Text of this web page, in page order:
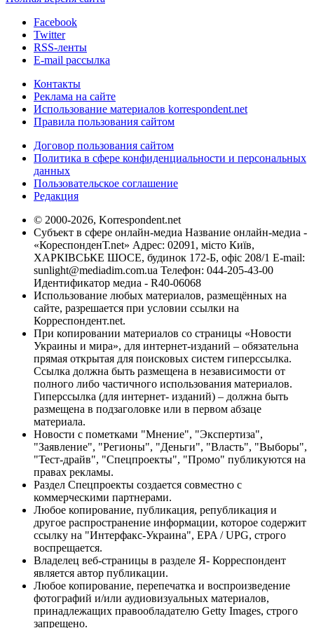
Facebook
Twitter
RSS-ленты
E-mail рассылка
Контакты
Реклама на сайте
Использование материалов korrespondent.net
Правила пользования сайтом
Договор пользования сайтом
Политика в сфере конфиденциальности и персональных
данных
Пользовательское соглашение
Редакция
© 2000-2026, Korrespondent.net
Субъект в сфере онлайн-медиа Название онлайн-медиа -
«КореспонденТ.net» Адрес: 02091, місто Київ,
ХАРКІВСЬКЕ ШОСЕ, будинок 172-Б, офіс 208/1 E-mail:
sunlight@mediadim.com.ua Телефон: 044-205-43-00
Идентификатор медиа - R40-06068
Использование любых материалов, размещённых на
сайте, разрешается при условии ссылки на
Корреспондент.net.
При копировании материалов со страницы «Новости
Украины и мира», для интернет-изданий – обязательна
прямая открытая для поисковых систем гиперссылка.
Ссылка должна быть размещена в независимости от
полного либо частичного использования материалов.
Гиперссылка (для интернет- изданий) – должна быть
размещена в подзаголовке или в первом абзаце
материала.
Новости с пометками "Мнение", "Экспертиза",
"Заявление", "Регионы", "Деньги", "Власть", "Выборы",
"Тест-драйв", "Спецпроекты", "Промо" публикуются на
правах рекламы.
Раздел Спецпроекты создается совместно с
коммерческими партнерами.
Любое копирование, публикация, републикация и
другое распространение информации, которое содержит
ссылку на "Интерфакс-Украина", EPA / UPG, строго
воспрещается.
Владелец веб-страницы в разделе Я- Корреспондент
является автор публикации.
Любое копирование, перепечатка и воспроизведение
фотографий и/или аудиовизуальных материалов,
принадлежащих правообладателю Getty Images, строго
запрещено.